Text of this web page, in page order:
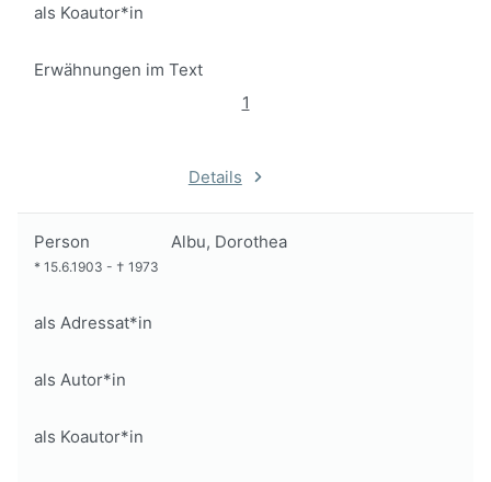
als Koautor*in
Erwähnungen im Text
1
Details
Person Albu, Dorothea
* 15.6.1903 - † 1973
als Adressat*in
als Autor*in
als Koautor*in